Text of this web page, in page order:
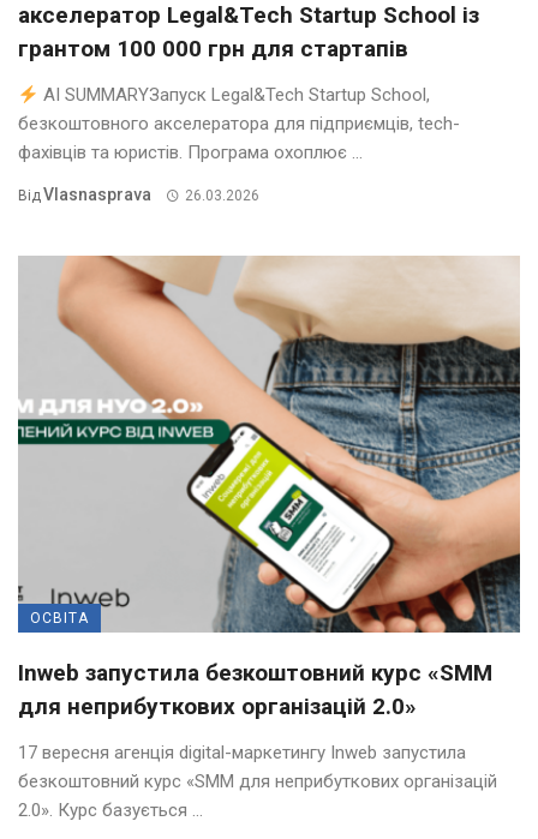
акселератор Legal&Tech Startup School із
грантом 100 000 грн для стартапів
AI SUMMARYЗапуск Legal&Tech Startup School,
безкоштовного акселератора для підприємців, tech-
фахівців та юристів. Програма охоплює ...
ВідVlasnasprava 26.03.2026
ОСВІТА
Inweb запустила безкоштовний курс «SMM
для неприбуткових організацій 2.0»
17 вересня агенція digital-маркетингу Inweb запустила
безкоштовний курс «SMM для неприбуткових організацій
2.0». Курс базується ...